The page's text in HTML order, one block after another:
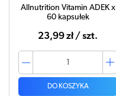
Allnutrition Vitamin ADEK x
60 kapsułek
23,99 zł / szt.
DO KOSZYKA